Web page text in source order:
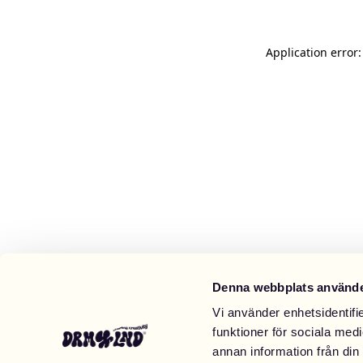
Denna webbplats
Vi använder
funktioner för sociala
annan information från
Application